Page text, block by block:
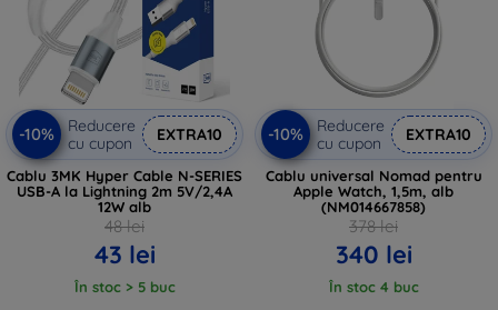
-10%
Reducere
cu cupon
EXTRA10
Cablu 3MK Hyper Cable N-SERIES
USB-A la Lightning 2m 5V/2,4A
12W alb
48 lei
43 lei
În stoc > 5 buc
-10%
Reducere
cu cupon
EXTRA10
Cablu universal Nomad pentru
Apple Watch, 1,5m, alb
(NM014667858)
378 lei
340 lei
În stoc 4 buc